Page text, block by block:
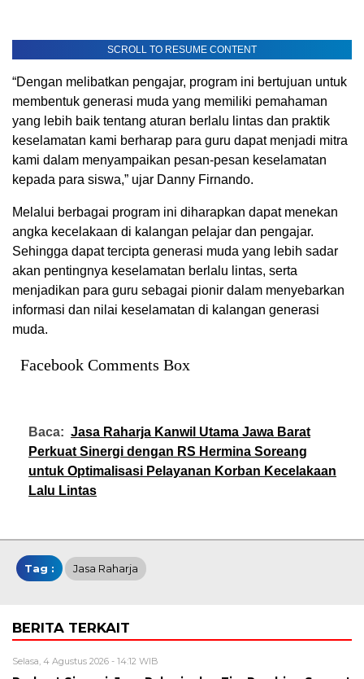
SCROLL TO RESUME CONTENT
“Dengan melibatkan pengajar, program ini bertujuan untuk
membentuk generasi muda yang memiliki pemahaman
yang lebih baik tentang aturan berlalu lintas dan praktik
keselamatan kami berharap para guru dapat menjadi mitra
kami dalam menyampaikan pesan-pesan keselamatan
kepada para siswa,” ujar Danny Firnando.
Melalui berbagai program ini diharapkan dapat menekan
angka kecelakaan di kalangan pelajar dan pengajar.
Sehingga dapat tercipta generasi muda yang lebih sadar
akan pentingnya keselamatan berlalu lintas, serta
menjadikan para guru sebagai pionir dalam menyebarkan
informasi dan nilai keselamatan di kalangan generasi
muda.
Facebook Comments Box
Baca: Jasa Raharja Kanwil Utama Jawa Barat
Perkuat Sinergi dengan RS Hermina Soreang
untuk Optimalisasi Pelayanan Korban Kecelakaan
Lalu Lintas
Tag : Jasa Raharja
BERITA TERKAIT
Selasa, 4 Agustus 2026 - 14:12 WIB